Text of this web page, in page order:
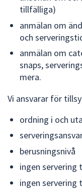
tillfälliga)
anmälan om
och
anmälan om
snaps,
mera.
Vi ansvarar för
ordning i och
berusningsnivå
ingen servering
ingen servering